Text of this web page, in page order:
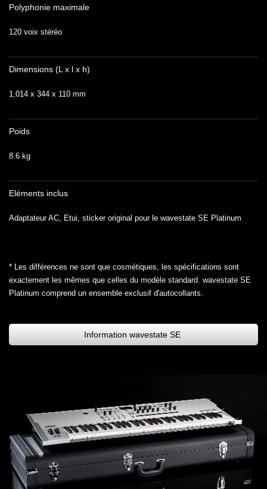
Polyphonie maximale
120 voix stéréo
Dimensions (L x l x h)
1,014 x 344 x 110 mm
Poids
8.6 kg
Eléments inclus
Adaptateur AC, Etui, sticker original pour le wavestate SE Platinum
* Les différences ne sont que cosmétiques, les spécifications sont
exactement les mêmes que celles du modèle standard. wavestate SE
Platinum comprend un ensemble exclusif d'autocollants.
Information wavestate SE